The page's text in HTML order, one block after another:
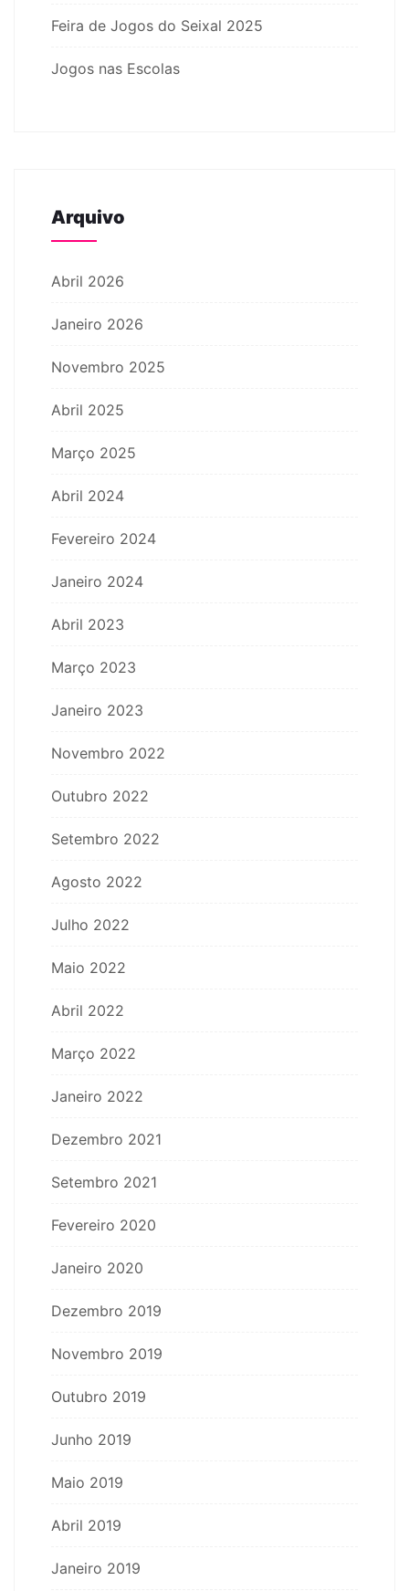
Feira de Jogos do Seixal 2025
Jogos nas Escolas
Arquivo
Abril 2026
Janeiro 2026
Novembro 2025
Abril 2025
Março 2025
Abril 2024
Fevereiro 2024
Janeiro 2024
Abril 2023
Março 2023
Janeiro 2023
Novembro 2022
Outubro 2022
Setembro 2022
Agosto 2022
Julho 2022
Maio 2022
Abril 2022
Março 2022
Janeiro 2022
Dezembro 2021
Setembro 2021
Fevereiro 2020
Janeiro 2020
Dezembro 2019
Novembro 2019
Outubro 2019
Junho 2019
Maio 2019
Abril 2019
Janeiro 2019